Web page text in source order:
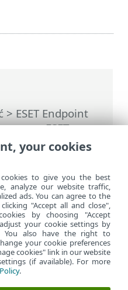
>ESET Endpoint
ESET
>Mreža
ESET-ovom
površinu
your cookies
to give you the best
analyze our website traffic,
ads. You can agree to the
"Accept all and close",
by choosing "Accept
your cookie settings by
You also have the right to
your cookie preferences
cookies" link in our website
(if available). For more
.